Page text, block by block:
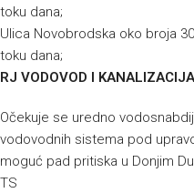
toku dana;
Ulica Novobrodska oko broja
toku dana;
RJ VODOVOD I KANALIZACIJA
Očekuje se uredno
vodovodnih sistema pod
moguć pad pritiska u Donjim
TS